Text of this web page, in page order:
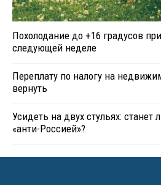
Похолодание до +16 градусов
следующей неделе
Переплату по налогу на
вернуть
Усидеть на двух стульях: станет
«анти-Россией»?